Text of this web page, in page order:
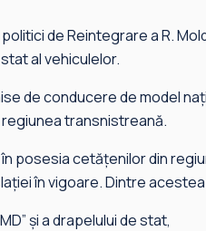
de Reintegrare a R.
al vehiculelor.
de conducere de model
regiunea transnistreană.
posesia cetățenilor din
în vigoare. Dintre
și a drapelului de stat,